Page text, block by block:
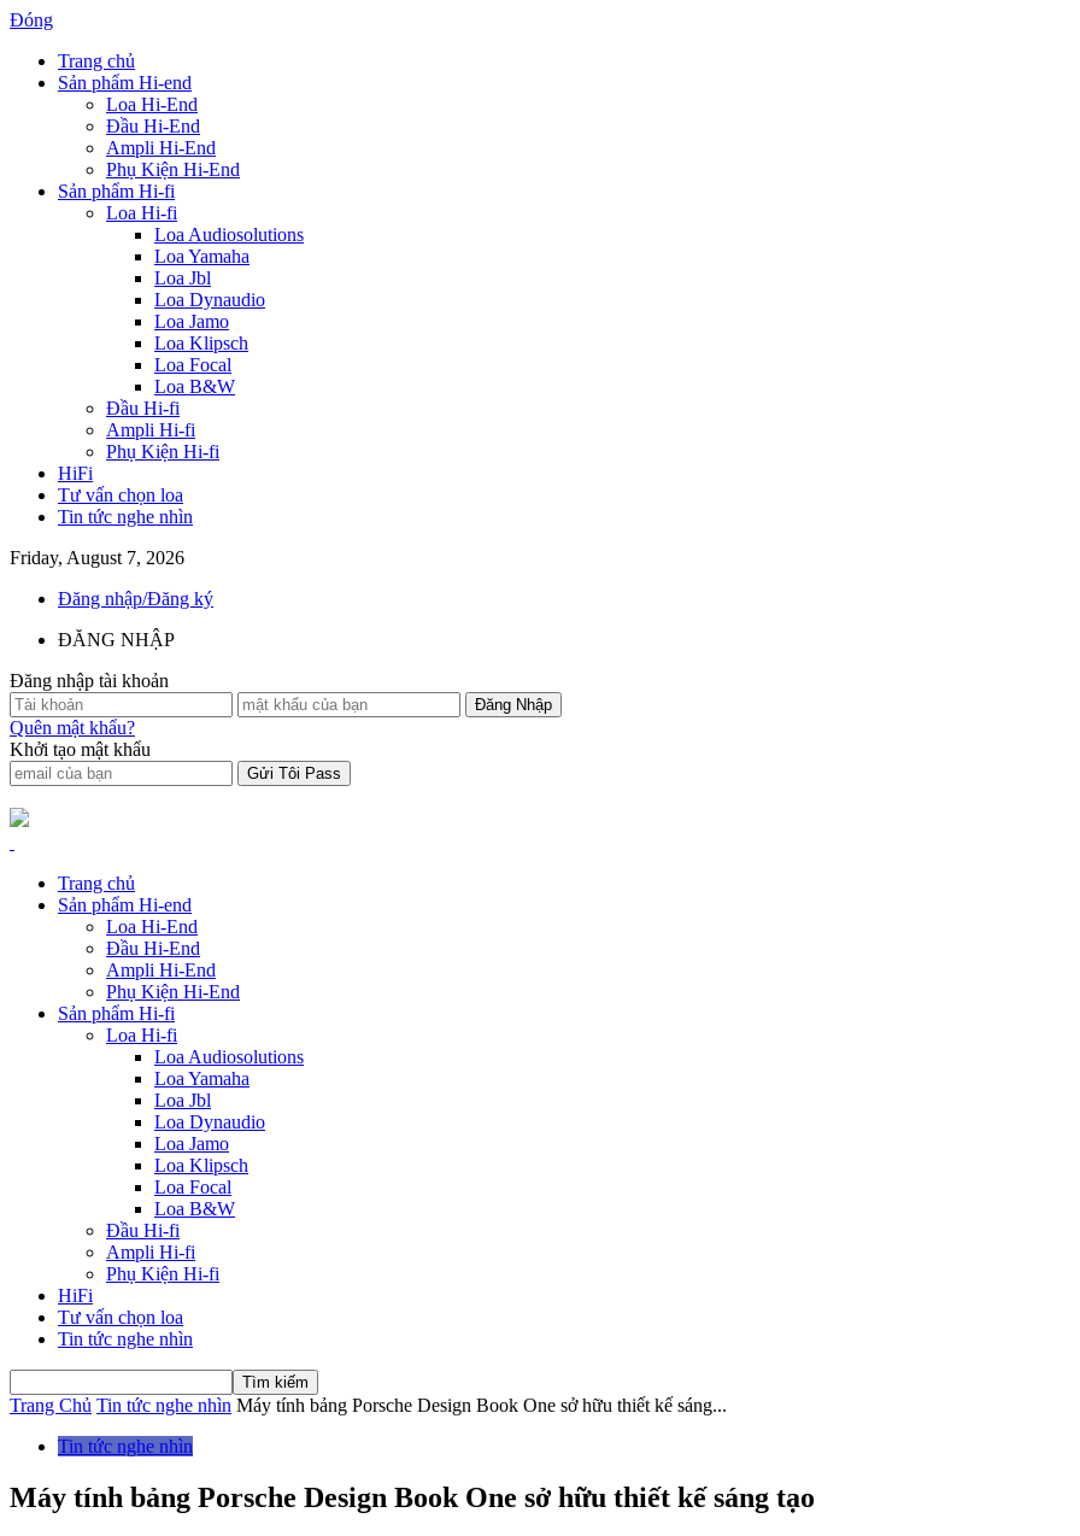
Đóng
Trang chủ
Sản phẩm Hi-end
Loa Hi-End
Đầu Hi-End
Ampli Hi-End
Phụ Kiện Hi-End
Sản phẩm Hi-fi
Loa Hi-fi
Loa Audiosolutions
Loa Yamaha
Loa Jbl
Loa Dynaudio
Loa Jamo
Loa Klipsch
Loa Focal
Loa B&W
Đầu Hi-fi
Ampli Hi-fi
Phụ Kiện Hi-fi
HiFi
Tư vấn chọn loa
Tin tức nghe nhìn
Friday, August 7, 2026
Đăng nhập/Đăng ký
ĐĂNG NHẬP
Đăng nhập tài khoản
Quên mật khẩu?
Khởi tạo mật khẩu
Trang chủ
Sản phẩm Hi-end
Loa Hi-End
Đầu Hi-End
Ampli Hi-End
Phụ Kiện Hi-End
Sản phẩm Hi-fi
Loa Hi-fi
Loa Audiosolutions
Loa Yamaha
Loa Jbl
Loa Dynaudio
Loa Jamo
Loa Klipsch
Loa Focal
Loa B&W
Đầu Hi-fi
Ampli Hi-fi
Phụ Kiện Hi-fi
HiFi
Tư vấn chọn loa
Tin tức nghe nhìn
Trang Chủ Tin tức nghe nhìn Máy tính bảng Porsche Design Book One sở hữu thiết kế sáng...
Tin tức nghe nhìn
Máy tính bảng Porsche Design Book One sở hữu thiết kế sáng tạo